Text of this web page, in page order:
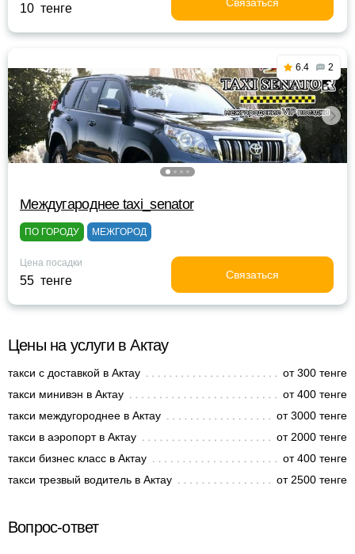
10 тенге
6.4 2
Междугароднее taxi_senator
ПО ГОРОДУ МЕЖГОРОД
Цена посадки
55 тенге Связаться
Цены на услуги в Актау
такси с доставкой в Актау
от 300 тенге
такси минивэн в Актау
от 400 тенге
такси междугороднее в Актау
от 3000 тенге
такси в аэропорт в Актау
от 2000 тенге
такси бизнес класс в Актау
от 400 тенге
такси трезвый водитель в Актау
от 2500 тенге
Вопрос-ответ